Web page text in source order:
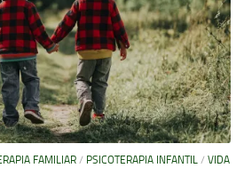
FAMILIAR / PSICOTERAPIA INFANTIL / VIDA